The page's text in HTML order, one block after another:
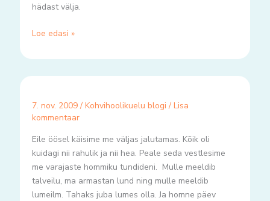
hädast välja.
Loe edasi »
7. nov. 2009 / Kohvihoolikuelu blogi / Lisa
kommentaar
Eile öösel käisime me väljas jalutamas. Kõik oli
kuidagi nii rahulik ja nii hea. Peale seda vestlesime
me varajaste hommiku tundideni. Mulle meeldib
talveilu, ma armastan lund ning mulle meeldib
lumeilm. Tahaks juba lumes olla. Ja homne päev